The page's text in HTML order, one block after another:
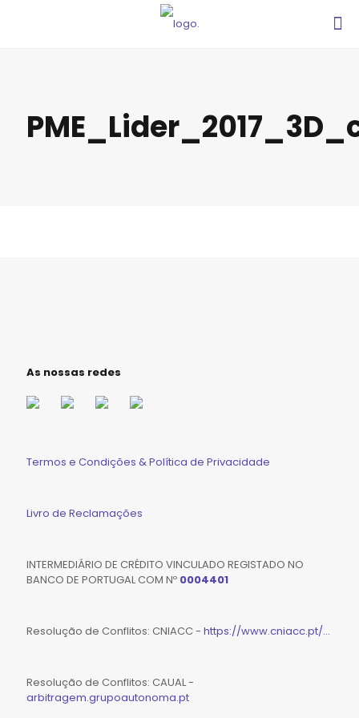
As nossas redes
Termos e Condições & Política de Privacidade
Livro de Reclamações
INTERMEDIÁRIO DE CRÉDITO VINCULADO REGISTADO NO
BANCO DE PORTUGAL COM Nº 0004401
Resolução de Conflitos: CNIACC - https://www.cniacc.pt/...
Resolução de Conflitos: CAUAL -
arbitragem.grupoautonoma.pt